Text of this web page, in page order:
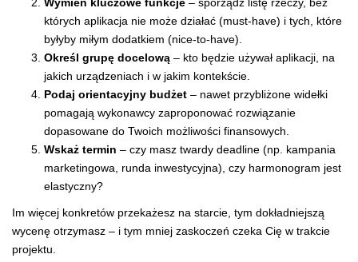
Wymień kluczowe funkcje – sporządź listę rzeczy, bez
których aplikacja nie może działać (must-have) i tych, które
byłyby miłym dodatkiem (nice-to-have).
Określ grupę docelową – kto będzie używał aplikacji, na
jakich urządzeniach i w jakim kontekście.
Podaj orientacyjny budżet – nawet przybliżone widełki
pomagają wykonawcy zaproponować rozwiązanie
dopasowane do Twoich możliwości finansowych.
Wskaż termin – czy masz twardy deadline (np. kampania
marketingowa, runda inwestycyjna), czy harmonogram jest
elastyczny?
Im więcej konkretów przekażesz na starcie, tym dokładniejszą
wycenę otrzymasz – i tym mniej zaskoczeń czeka Cię w trakcie
projektu.